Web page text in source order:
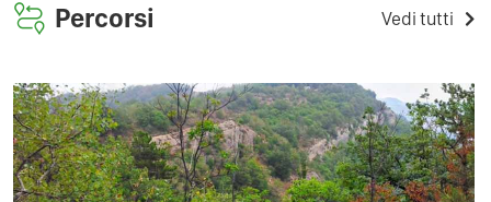
Percorsi Vedi tutti